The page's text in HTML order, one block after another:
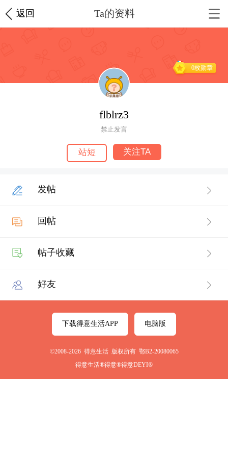
返回 Ta的资料
0枚勋章
flblrz3
禁止发言
站短 关注TA
发帖
回帖
帖子收藏
好友
下载得意生活APP 电脑版
©2008-2026 得意生活 版权所有 鄂B2-20080065
得意生活®得意®得意DEYI®